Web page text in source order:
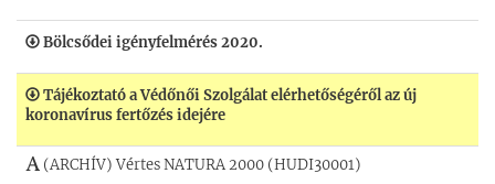
Bölcsődei igényfelmérés 2020.
Tájékoztató a Védőnői Szolgálat elérhetőségéről az új
koronavírus fertőzés idejére
(ARCHÍV) Vértes NATURA 2000 (HUDI30001)